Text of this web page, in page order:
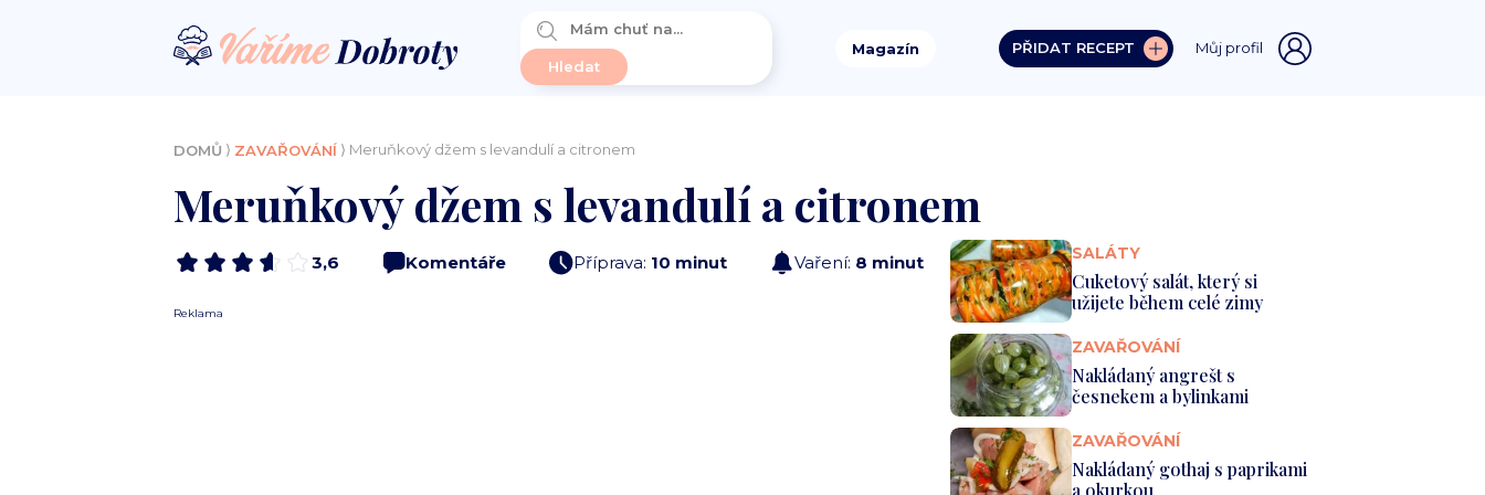
Magazín PŘIDAT RECEPT Můj profil
DOMŮ ⟩ ZAVAŘOVÁNÍ⟩ Meruňkový džem s levandulí a citronem
Meruňkový džem s levandulí a citronem
3,6 Komentáře Příprava: 10 minut Vaření: 8 minut
Reklama
SALÁTY
Cuketový salát, který si
užijete během celé zimy
ZAVAŘOVÁNÍ
Nakládaný angrešt s
česnekem a bylinkami
ZAVAŘOVÁNÍ
Nakládaný gothaj s paprikami
a okurkou